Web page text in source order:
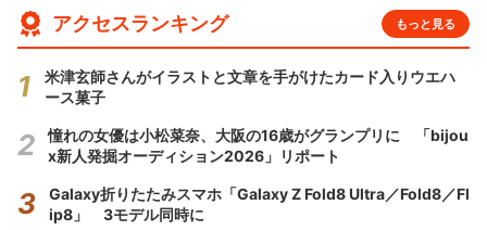
アクセスランキング もっと見る
米津玄師さんがイラストと文章を手がけたカード入りウエハ
ース菓子
憧れの女優は小松菜奈、大阪の16歳がグランプリに 「bijou
x新人発掘オーディション2026」リポート
Galaxy折りたたみスマホ「Galaxy Z Fold8 Ultra／Fold8／Fl
ip8」 3モデル同時に